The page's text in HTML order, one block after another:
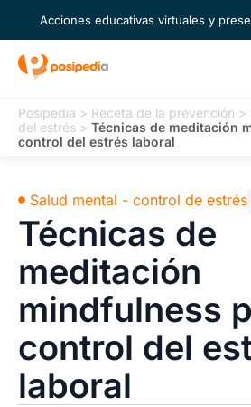
Acciones educativas virtuales y
Posipedia > Receta de la prevención >
del estrés > Técnicas de meditación
control del estrés laboral
Salud mental - control de estrés
Técnicas de
meditación
mindfulness
control del
laboral